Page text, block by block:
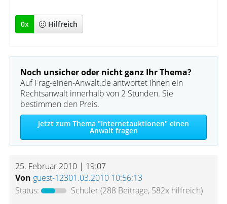
0x Hilfreich
Noch unsicher oder nicht ganz Ihr Thema?
Auf Frag-einen-Anwalt.de antwortet Ihnen ein
Rechtsanwalt innerhalb von 2 Stunden. Sie
bestimmen den Preis.
Jetzt zum Thema "Internetauktionen" einen
Anwalt fragen
25. Februar 2010 | 19:07
Von guest-12301.03.2010 10:56:13
Status:
Schüler(288 Beiträge, 582x hilfreich)